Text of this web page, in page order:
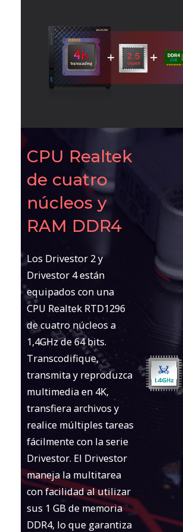
CPU Realtek
de cuatro
núcleos y
RAM DDR4
Los Drivestor 2 y
Drivestor 4 están
equipados con una
CPU Realtek RTD1296
de cuatro núcleos a
1,4GHz de 64 bits.
Transcodifique,
transmita y reproduzca
multimedia en 4K,
transfiera archivos y
realice múltiples tareas
fácilmente con la serie
Drivestor. El Drivestor
maneja la multitarea
con facilidad al utilizar
sus 1 GB de memoria
DDR4, lo que garantiza